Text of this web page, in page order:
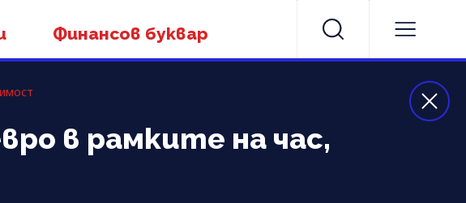
Финансов буквар
в рамките на час,